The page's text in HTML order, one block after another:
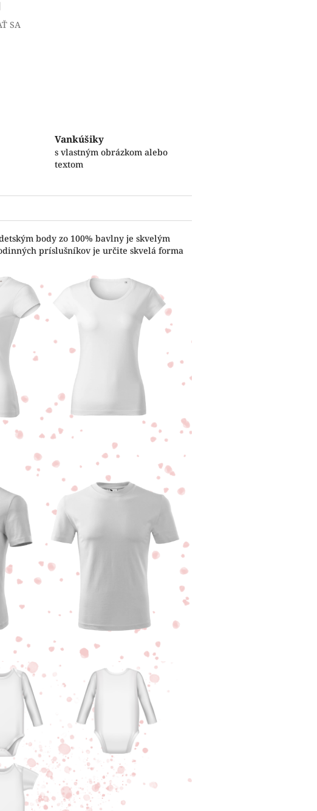
SA
Vankúšiky
s vlastným obrázkom alebo
textom
body zo 100% bavlny je skvelým
príslušníkov je určite skvelá forma